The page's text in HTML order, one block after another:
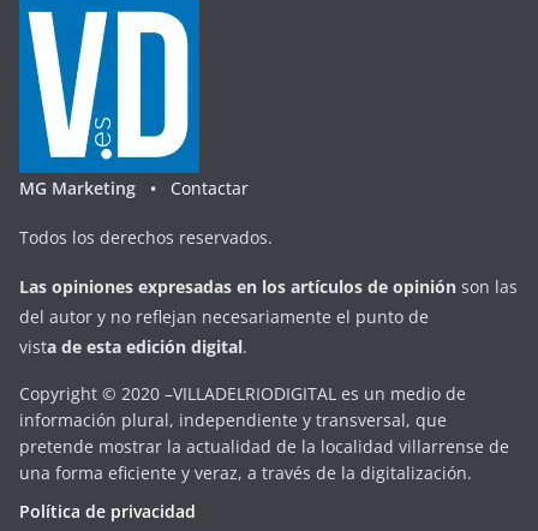
MG Marketing • Contactar
Todos los derechos reservados.
Las opiniones expresadas en los artículos de opinión son las
del autor y no reflejan necesariamente el punto de
vista de esta edición digital.
Copyright © 2020 –VILLADELRIODIGITAL es un medio de
información plural, independiente y transversal, que
pretende mostrar la actualidad de la localidad villarrense de
una forma eficiente y veraz, a través de la digitalización.
Política de privacidad